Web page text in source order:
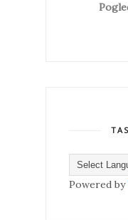
Powered by